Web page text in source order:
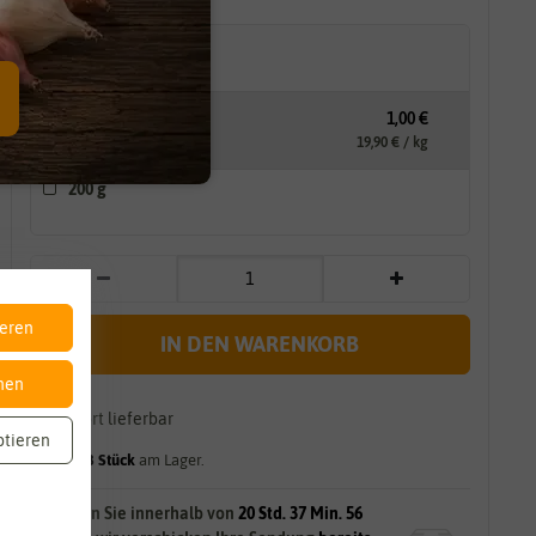
Bitte Menge wählen
50 g 1,00 €
19,90 € / kg
200 g
IN DEN WARENKORB
sofort lieferbar
gilt für 53 Stückam Lager.
Bestellen Sie innerhalb von 20 Std. 37 Min. 54